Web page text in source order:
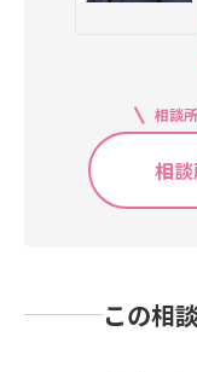
相談
相
この相